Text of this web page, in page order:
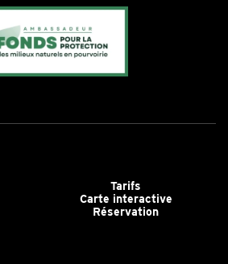
Tarifs
Carte interactive
Réservation